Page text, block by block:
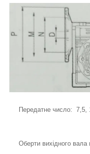
Передатне число: 7,5,
Оберти вихідного